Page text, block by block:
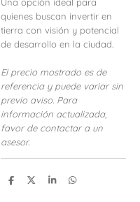
quienes buscan invertir en
tierra con visión y potencial
de desarrollo en la ciudad.
El precio mostrado es de
referencia y puede variar sin
previo aviso. Para
información actualizada,
favor de contactar a un
asesor.
C
C
C
C